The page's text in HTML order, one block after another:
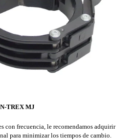
TREX MJ
con frecuencia, le recomendamos adquirir
para minimizar los tiempos de cambio.